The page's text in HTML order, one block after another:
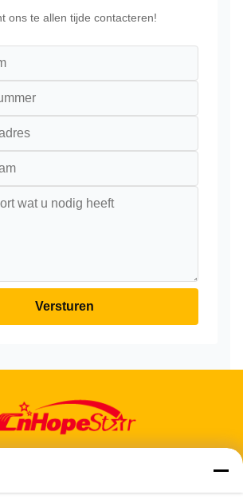
ons te allen tijde contacteren!
Versturen